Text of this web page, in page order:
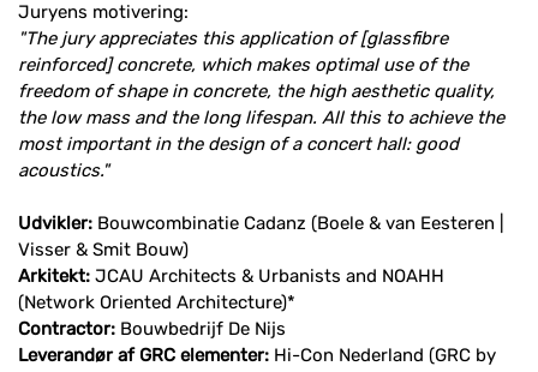
Juryens motivering:
"The jury appreciates this application of [glassfibre
reinforced] concrete, which makes optimal use of the
freedom of shape in concrete, the high aesthetic quality,
the low mass and the long lifespan. All this to achieve the
most important in the design of a concert hall: good
acoustics."
Udvikler: Bouwcombinatie Cadanz (Boele & van Eesteren |
Visser & Smit Bouw)
Arkitekt: JCAU Architects & Urbanists and NOAHH
(Network Oriented Architecture)*
Contractor: Bouwbedrijf De Nijs
Leverandør af GRC elementer: Hi-Con Nederland (GRC by